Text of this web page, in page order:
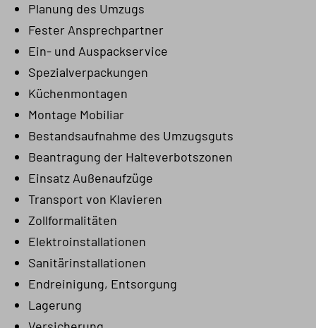
Planung des Umzugs
Fester Ansprechpartner
Ein- und Auspackservice
Spezialverpackungen
Küchenmontagen
Montage Mobiliar
Bestandsaufnahme des Umzugsguts
Beantragung der Halteverbotszonen
Einsatz Außenaufzüge
Transport von Klavieren
Zollformalitäten
Elektroinstallationen
Sanitärinstallationen
Endreinigung, Entsorgung
Lagerung